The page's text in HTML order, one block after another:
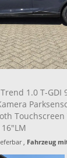
Trend 1.0 T-GDI
, Fahrzeug